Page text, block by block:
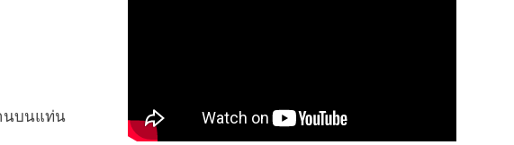
นบนแท่น